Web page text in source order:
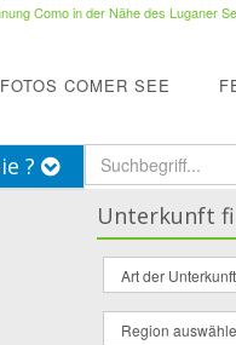
Como in der Nähe des Luganer
FOTOS COMER SEE
?
Unterkunft